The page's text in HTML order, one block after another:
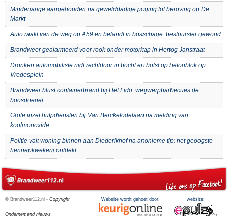
Minderjarige aangehouden na gewelddadige poging tot beroving op De
Markt
Auto raakt van de weg op A59 en belandt in bosschage: bestuurster gewond
Brandweer gealarmeerd voor rook onder motorkap in Hertog Janstraat
Dronken automobiliste rijdt rechtdoor in bocht en botst op betonblok op
Vredesplein
Brandweer blust containerbrand bij Het Lido: wegwerpbarbecues de
boosdoener
Grote inzet hulpdiensten bij Van Berckelodelaan na melding van
koolmonoxide
Politie valt woning binnen aan Diederikhof na anonieme tip: net geoogste
hennepkwekerij ontdekt
© Brandweer112.nl - Copyright
Ondernemend nieuws
Website wordt gehost door: website: